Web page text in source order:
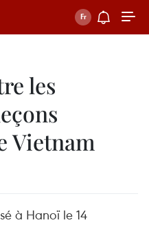
les
Vietnam
à Hanoï le 14